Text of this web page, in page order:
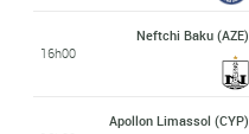
16h00
Neftchi Baku (AZE)
Apollon Limassol (CYP)